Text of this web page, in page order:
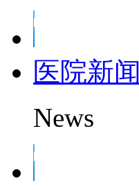
医院新闻
News